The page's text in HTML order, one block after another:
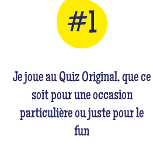
Je joue au Quiz Original, que ce
soit pour une occasion
particulière ou juste pour le
fun